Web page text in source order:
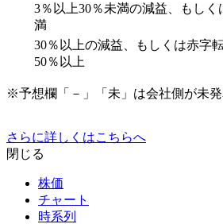
3％以上30％未満の減益、もしく
満
30％以上の減益、もしくは赤字
50％以上
※予想欄「－」「未」は会社側が未発
さらに詳しくはこちらへ
閉じる
株価
チャート
時系列